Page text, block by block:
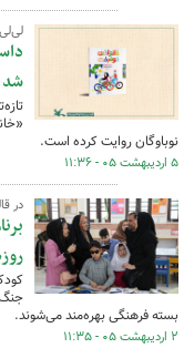
شد
نوباوگان روایت کرده‌ است.
۵ اردیبهشت ۰۵ - ۱۱:۳۶
در
جنگ
بسته فرهنگی بهره‌مند می‌شوند.
۲ اردیبهشت ۰۵ - ۱۱:۳۵